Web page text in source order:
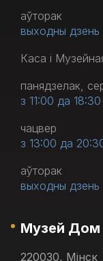
аўторак
выходны дзень
Каса і
панядзелак,
з 11:00 да 18:30
чацвер
з 13:00 да
аўторак
выходны дзень
Музей Дом
220030, Мінск